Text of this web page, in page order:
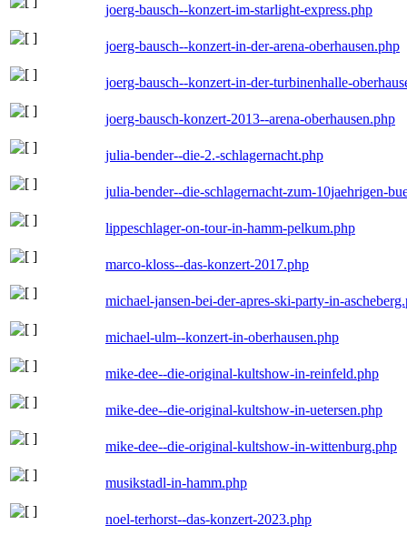
joerg-bausch--konzert-im-starlight-express.php
joerg-bausch--konzert-in-der-arena-oberhausen.php
joerg-bausch--konzert-in-der-turbinenhalle-
joerg-bausch-konzert-2013--arena-oberhausen.php
julia-bender--die-2.-schlagernacht.php
julia-bender--die-schlagernacht-zum-10jaehrigen-
lippeschlager-on-tour-in-hamm-pelkum.php
marco-kloss--das-konzert-2017.php
michael-jansen-bei-der-apres-ski-party-in-
michael-ulm--konzert-in-oberhausen.php
mike-dee--die-original-kultshow-in-reinfeld.php
mike-dee--die-original-kultshow-in-uetersen.php
mike-dee--die-original-kultshow-in-wittenburg.php
musikstadl-in-hamm.php
noel-terhorst--das-konzert-2023.php